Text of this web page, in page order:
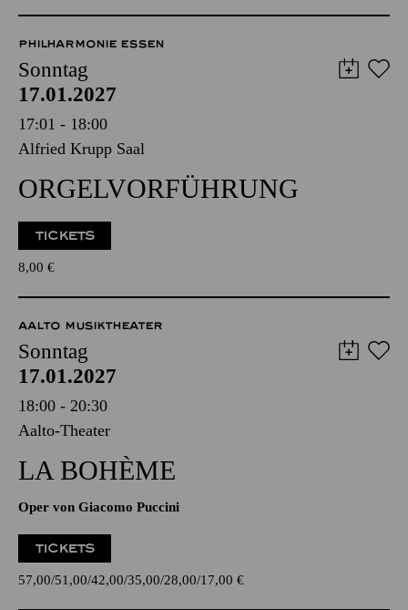
8,00 €
PHILHARMONIE ESSEN
Sonntag
17.01.2027
17:01 - 18:00
ORGEL­VORFÜHRUNG
8,00 €
AALTO MUSIKTHEATER
Sonntag
17.01.2027
18:00 - 20:30
Oper von Giacomo Puccini